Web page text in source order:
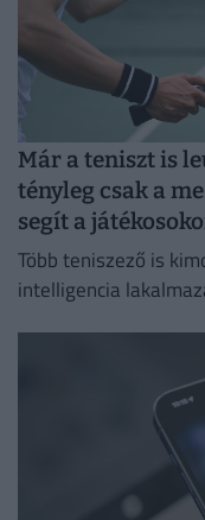
Már a teniszt is
tényleg csak a
segít a
Több teniszező is
intelligencia